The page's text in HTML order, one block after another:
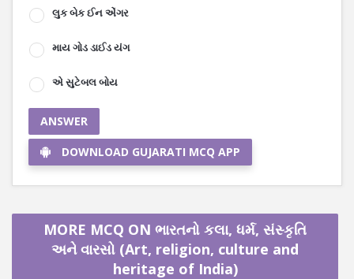
લુક બેક ઈન એંગર
માય ગોડ ડાઈડ યંગ
એ સુટેબલ બોય
ANSWER
DOWNLOAD GUJARATI MCQ APP
MORE MCQ ON ભારતનો કલા, ધર્મ, સંસ્કૃતિ
અને વારસો (Art, religion, culture and
heritage of India)